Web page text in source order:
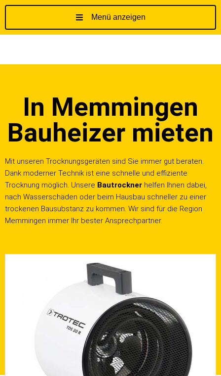
t
r
i
n
n
Menü anzeigen
In Memmingen
Bauheizer mieten
Mit unseren Trocknungsgeräten sind Sie immer gut beraten.
Dank moderner Technik ist eine schnelle und effiziente
Trocknung möglich. Unsere Bautrockner helfen Ihnen dabei,
nach Wasserschäden oder beim Hausbau schneller zu einer
trockenen Bausubstanz zu kommen. Wir sind für die Region
Memmingen immer Ihr bester Ansprechpartner.